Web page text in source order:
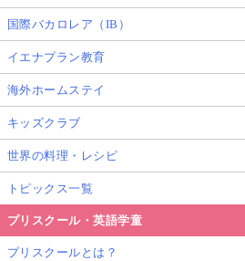
絵を描くことが大好きなわが家
サラ市が提供するアート教室「
ました。
開催時間は午後13時から16時まで
加費無料という、親としてもあ
ていました。
国際バカロレア（IB）
イエナプラン教育
海外ホームステイ
キッズクラブ
世界の料理・レシピ
トピックス一覧
プリスクール・英語学童
プリスクールとは？